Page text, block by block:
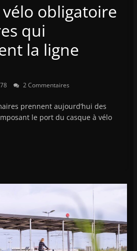
vélo obligatoire
qui
la ligne
2 Commentaires
prennent aujourd’hui des
le port du casque à vélo